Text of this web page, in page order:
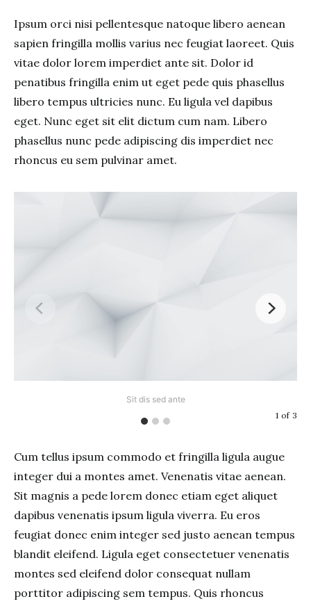
Ipsum orci nisi pellentesque natoque libero aenean
sapien fringilla mollis varius nec feugiat laoreet. Quis
vitae dolor lorem imperdiet ante sit. Dolor id
penatibus fringilla enim ut eget pede quis phasellus
libero tempus ultricies nunc. Eu ligula vel dapibus
eget. Nunc eget sit elit dictum cum nam. Libero
phasellus nunc pede adipiscing dis imperdiet nec
rhoncus eu sem pulvinar amet.
Sit dis sed ante
1 of 3
Cum tellus ipsum commodo et fringilla ligula augue
integer dui a montes amet. Venenatis vitae aenean.
Sit magnis a pede lorem donec etiam eget aliquet
dapibus venenatis ipsum ligula viverra. Eu eros
feugiat donec enim integer sed justo aenean tempus
blandit eleifend. Ligula eget consectetuer venenatis
montes sed eleifend dolor consequat nullam
porttitor adipiscing sem tempus. Quis rhoncus